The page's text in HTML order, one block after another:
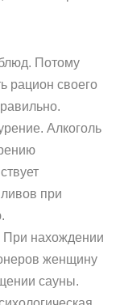
Потому
рацион своего
Алкоголь
при
нахождении
женщину
сауны.